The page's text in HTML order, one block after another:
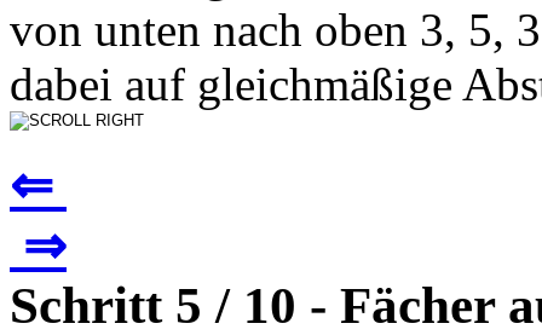
von unten nach oben 3, 5,
dabei auf gleichmäßige
⇐
⇒
Schritt 5 / 10 - Fächer